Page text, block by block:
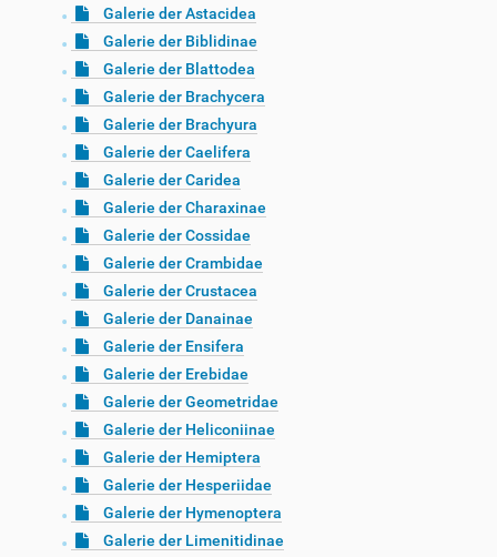
Galerie der Astacidea
Galerie der Biblidinae
Galerie der Blattodea
Galerie der Brachycera
Galerie der Brachyura
Galerie der Caelifera
Galerie der Caridea
Galerie der Charaxinae
Galerie der Cossidae
Galerie der Crambidae
Galerie der Crustacea
Galerie der Danainae
Galerie der Ensifera
Galerie der Erebidae
Galerie der Geometridae
Galerie der Heliconiinae
Galerie der Hemiptera
Galerie der Hesperiidae
Galerie der Hymenoptera
Galerie der Limenitidinae